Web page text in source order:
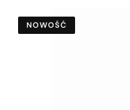
NOWOŚĆ